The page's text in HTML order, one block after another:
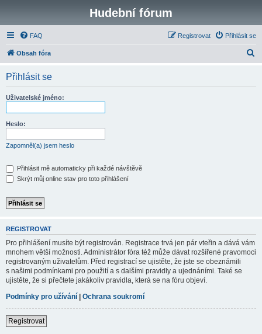
Hudební fórum
FAQ Přihlásit se
Registrovat
Obsah fóra
Přihlásit se
Uživatelské jméno:
Heslo:
Zapomněl(a) jsem heslo
Přihlásit mě automaticky při každé návštěvě
Skrýt můj online stav pro toto přihlášení
REGISTROVAT
Pro přihlášení musíte být registrován. Registrace trvá jen pár vteřin a dává vám
mnohem větší možnosti. Administrátor fóra též může dávat rozšířené pravomoci
registrovaným uživatelům. Před registrací se ujistěte, že jste se obeznámili
s našimi podmínkami pro použití a s dalšími pravidly a ujednáními. Také se
ujistěte, že si přečtete jakákoliv pravidla, která se na fóru objeví.
Podmínky pro užívání | Ochrana soukromí
Registrovat